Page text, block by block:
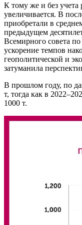
К тому же и без учета
увеличивается. В
приобретали в
предыдущем
Всемирного совета
ускорение темпов
геополитической и
затуманила
В прошлом году, по
т, тогда как в
1000 т.